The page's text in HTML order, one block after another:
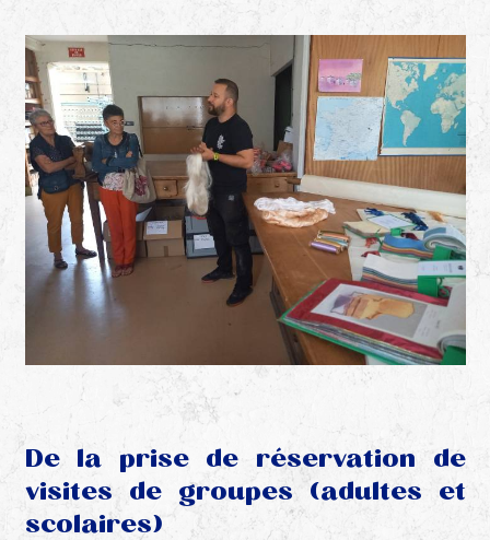
De la prise de réservation de
visites de groupes (adultes et
scolaires)